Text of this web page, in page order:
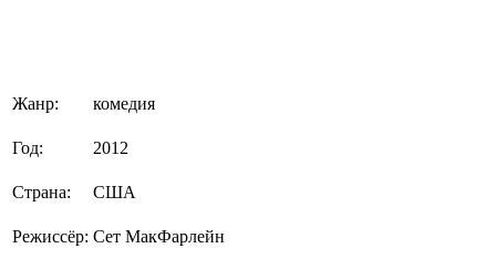
Жанр: комедия
Год: 2012
Страна: США
Режиссёр: Сет МакФарлейн